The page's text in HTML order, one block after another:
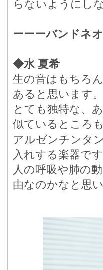
らないようにし
ーーーバンドネ
◆水 夏希
生の音はもちろ
あると思います。
とても独特な、
似ているところ
アルゼンチンタ
入れする楽器です
人の呼吸や肺の
由なのかなと思い